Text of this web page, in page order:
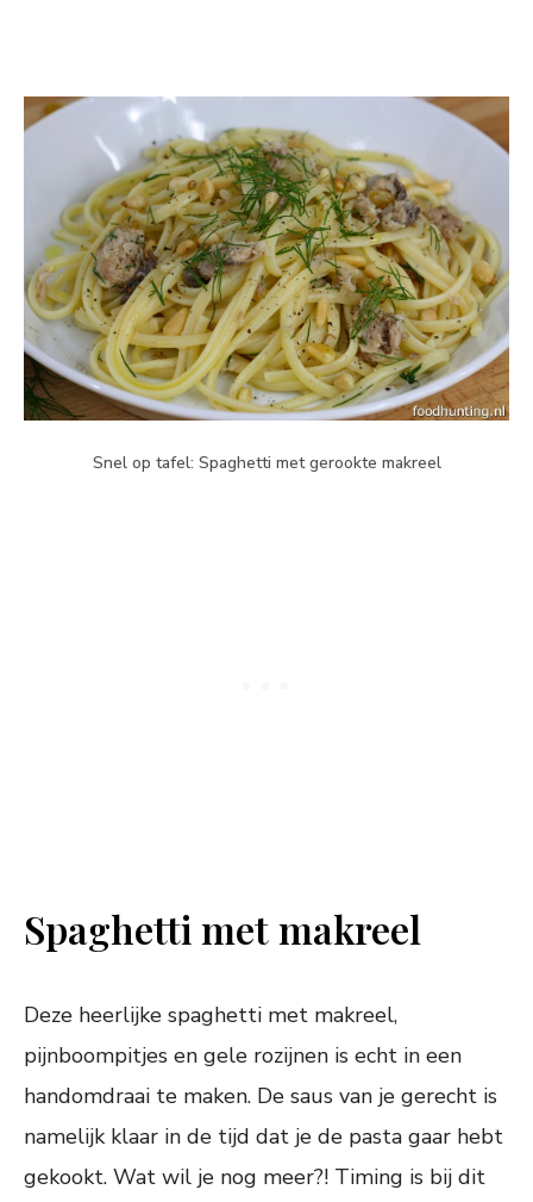
Snel op tafel: Spaghetti met gerookte makreel
Spaghetti met makreel
Deze heerlijke spaghetti met makreel,
pijnboompitjes en gele rozijnen is echt in een
handomdraai te maken. De saus van je gerecht is
namelijk klaar in de tijd dat je de pasta gaar hebt
gekookt. Wat wil je nog meer?! Timing is bij dit